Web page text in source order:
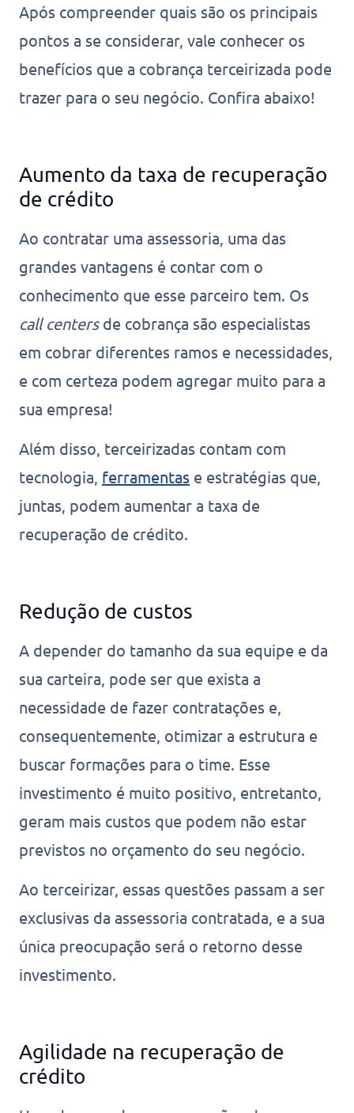
Após compreender quais são os principais
pontos a se considerar, vale conhecer os
benefícios que a cobrança terceirizada pode
trazer para o seu negócio. Confira abaixo!
Aumento da taxa de recuperação
de crédito
Ao contratar uma assessoria, uma das
grandes vantagens é contar com o
conhecimento que esse parceiro tem. Os
call centersde cobrança são especialistas
em cobrar diferentes ramos e necessidades,
e com certeza podem agregar muito para a
sua empresa!
Além disso, terceirizadas contam com
tecnologia, ferramentas e estratégias que,
juntas, podem aumentar a taxa de
recuperação de crédito.
Redução de custos
A depender do tamanho da sua equipe e da
sua carteira, pode ser que exista a
necessidade de fazer contratações e,
consequentemente, otimizar a estrutura e
buscar formações para o time. Esse
investimento é muito positivo, entretanto,
geram mais custos que podem não estar
previstos no orçamento do seu negócio.
Ao terceirizar, essas questões passam a ser
exclusivas da assessoria contratada, e a sua
única preocupação será o retorno desse
investimento.
Agilidade na recuperação de
crédito